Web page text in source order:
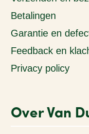
Betalingen
Garantie en
Feedback en
Privacy policy
Over Van